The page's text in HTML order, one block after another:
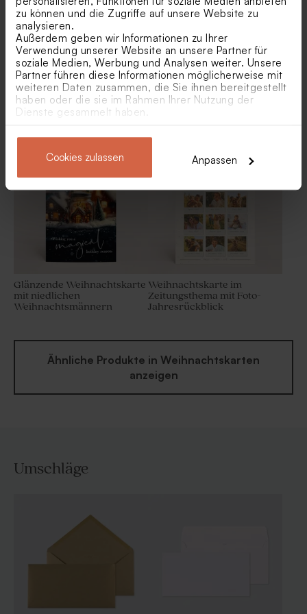
zu können und die Zugriffe auf unsere Website zu
analysieren.
Außerdem geben wir Informationen zu Ihrer
Verwendung unserer Website an unsere Partner für
soziale Medien, Werbung und Analysen weiter. Unsere
Partner führen diese Informationen möglicherweise mit
weiteren Daten zusammen, die Sie ihnen bereitgestellt
haben oder die sie im Rahmen Ihrer Nutzung der
Dienste gesammelt haben.
Cookies zulassen Anpassen
Große Weihnachtskarte mit Außergewöhnliche
| aus Holz
Glänzende Weihnachtskarte
mit niedlichen
Weihnachtsmännern
Weihnachtskarte im
Zeitungsthema mit Foto-
Jahresrückblick
Ähnliche Produkte in Weihnachtskarten
anzeigen
Umschläge